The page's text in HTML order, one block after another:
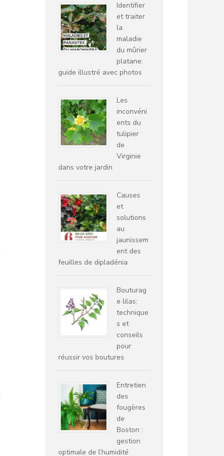
Identifier
et traiter
la
maladie
du mûrier
platane:
guide illustré avec photos
Les
inconvéni
ents du
tulipier
de
Virginie
dans votre jardin
Causes
et
solutions
au
jaunissem
ent des
feuilles de dipladénia
Bouturag
e lilas:
technique
s et
conseils
pour
réussir vos boutures
Entretien
des
fougères
de
Boston :
gestion
optimale de l’humidité